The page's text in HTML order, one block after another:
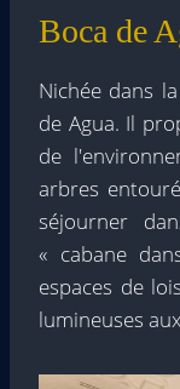
Boca de
Nichée dans
de Agua. Il
de
arbres
séjourner
« cabane
espaces de
lumineuses